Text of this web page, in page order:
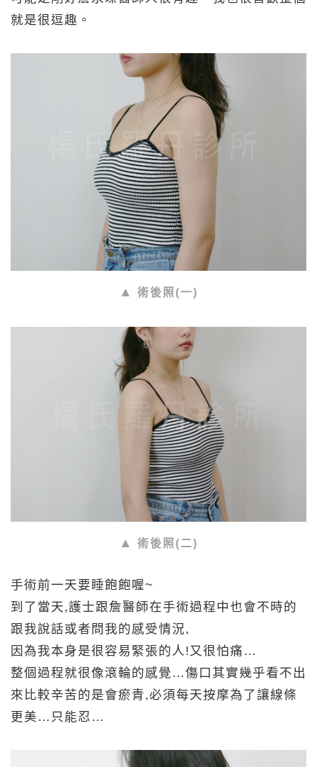
就是很逗趣。
術後照(一)
術後照(二)
手術前一天要睡飽飽喔~
到了當天,護士跟詹醫師在手術過程中也會不時的
跟我說話或者問我的感受情況,
因為我本身是很容易緊張的人!又很怕痛…
整個過程就很像滾輪的感覺…傷口其實幾乎看不出
來比較辛苦的是會瘀青,必須每天按摩為了讓線條
更美…只能忍…